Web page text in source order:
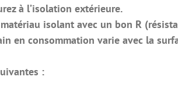
à l’isolation extérieure.
isolant avec un bon R
en consommation varie avec la
: